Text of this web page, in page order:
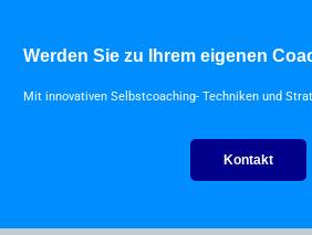
Werden Sie zu Ihrem eigenen
Mit innovativen Selbstcoaching- Techniken und
Kontakt